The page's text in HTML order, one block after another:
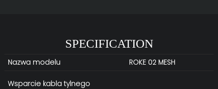
SPECIFICATION
Nazwa modelu ROKE 02 MESH
Wsparcie kabla tylnego